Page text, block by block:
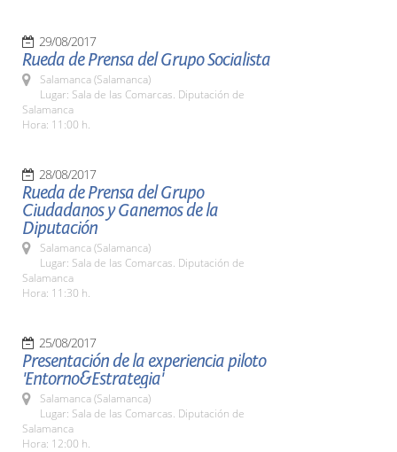
29/08/2017
Rueda de Prensa del Grupo Socialista
Salamanca (Salamanca)
Lugar: Sala de las Comarcas. Diputación de
Salamanca
Hora: 11:00 h.
28/08/2017
Rueda de Prensa del Grupo
Ciudadanos y Ganemos de la
Diputación
Salamanca (Salamanca)
Lugar: Sala de las Comarcas. Diputación de
Salamanca
Hora: 11:30 h.
25/08/2017
Presentación de la experiencia piloto
'Entorno&Estrategia'
Salamanca (Salamanca)
Lugar: Sala de las Comarcas. Diputación de
Salamanca
Hora: 12:00 h.